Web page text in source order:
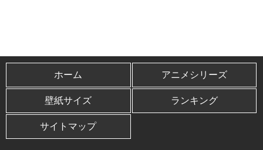
ホーム アニメシリーズ
壁紙サイズ ランキング
サイトマップ